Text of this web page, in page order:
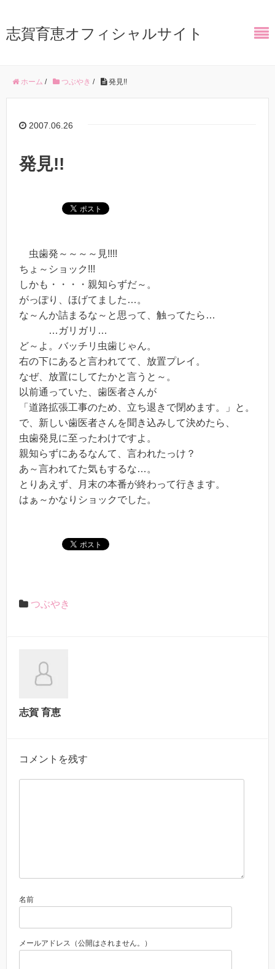
志賀育恵オフィシャルサイト
ホーム / つぶやき / 発見!!
2007.06.26
発見!!
虫歯発～～～～見!!!!
ちょ～ショック!!!
しかも・・・・親知らずだ～。
がっぽり、ほげてました…。
な～んか詰まるな～と思って、触ってたら…
…ガリガリ…
ど～よ。バッチリ虫歯じゃん。
右の下にあると言われてて、放置プレイ。
なぜ、放置にしてたかと言うと～。
以前通っていた、歯医者さんが
「道路拡張工事のため、立ち退きで閉めます。」と。
で、新しい歯医者さんを聞き込みして決めたら、
虫歯発見に至ったわけですよ。
親知らずにあるなんて、言われたっけ？
あ～言われてた気もするな…。
とりあえず、月末の本番が終わって行きます。
はぁ～かなりショックでした。
つぶやき
志賀 育恵
コメントを残す
名前
メールアドレス（公開はされません。）